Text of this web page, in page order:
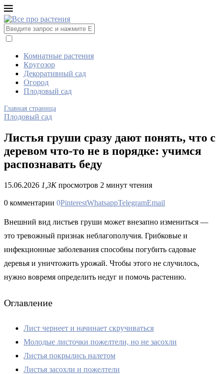
Комнатные растения
Кругозор
Декоративный сад
Огород
Плодовый сад
Главная страница
Плодовый сад
Листья груши сразу дают понять, что с
деревом что-то не в порядке: учимся
распознавать беду
15.06.2026 1,3Kпросмотров 2 минут чтения
0 комментарии 0PinterestWhatsappTelegramEmail
Внешний вид листьев груши может внезапно измениться —
это тревожный признак неблагополучия. Грибковые и
инфекционные заболевания способны погубить садовые
деревья и уничтожить урожай. Чтобы этого не случилось,
нужно вовремя определить недуг и помочь растению.
Оглавление
Лист чернеет и начинает скручиваться
Молодые листочки пожелтели, но не засохли
Листья покрылись налетом
Листья засохли и пожелтели